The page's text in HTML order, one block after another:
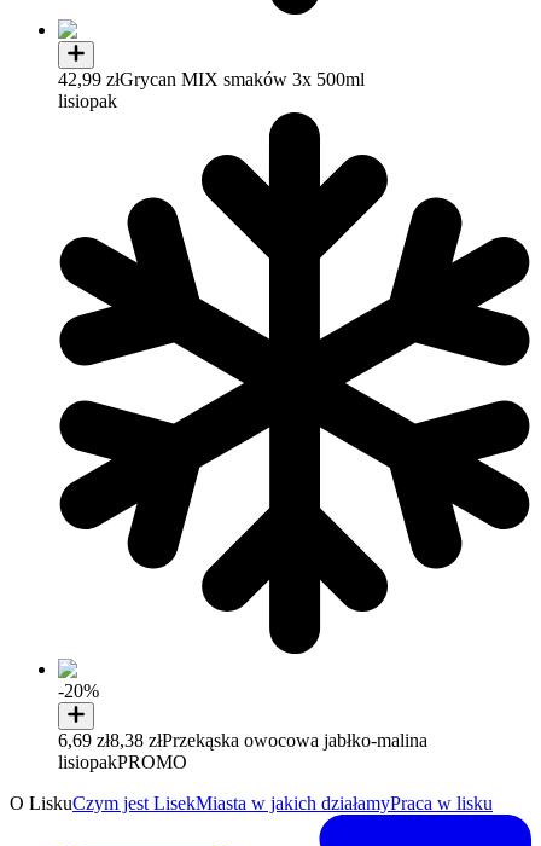
42,99 złGrycan MIX smaków 3x 500ml
lisiopak
-20%
6,69 zł8,38 złPrzekąska owocowa jabłko-malina
lisiopakPROMO
O LiskuCzym jest LisekMiasta w jakich działamyPraca w lisku